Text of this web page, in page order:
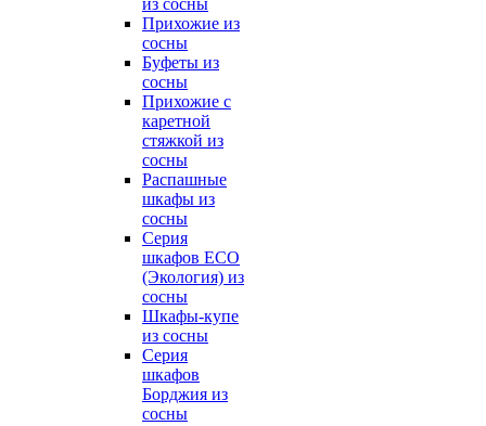
из сосны
Прихожие из
сосны
Буфеты из
сосны
Прихожие с
каретной
стяжкой из
сосны
Распашные
шкафы из
сосны
Серия
шкафов ECO
(Экология) из
сосны
Шкафы-купе
из сосны
Серия
шкафов
Борджия из
сосны